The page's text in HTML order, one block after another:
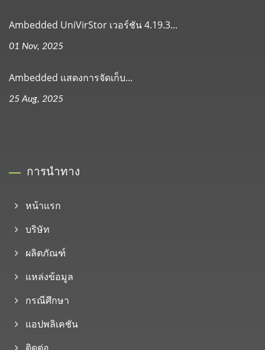
Ambedded UniVirStor เวอร์ชัน 4.19.3...
01 Nov, 2025
Ambedded แสดงการจัดเก็บ...
25 Aug, 2025
การนำทาง
หน้าแรก
บริษัท
ผลิตภัณฑ์
แหล่งข้อมูล
กรณีศึกษา
แอปพลิเคชัน
ติดต่อ